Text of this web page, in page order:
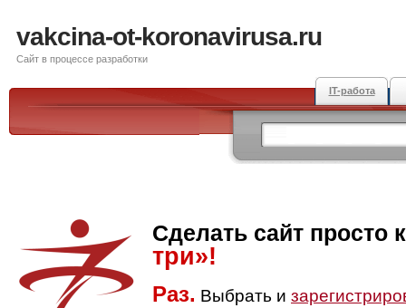
vakcina-ot-koronavirusa.ru
Сайт в процессе разработки
IT-работа
Сделать сайт просто
три»!
Раз. Выбрать и